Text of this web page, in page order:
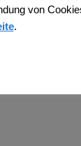
von
.